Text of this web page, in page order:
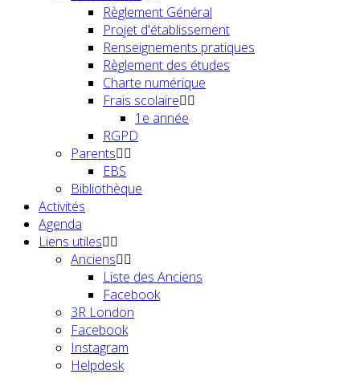
Règlement Général
Projet d'établissement
Renseignements pratiques
Règlement des études
Charte numérique
Frais scolaire
1e année
RGPD
Parents
EBS
Bibliothèque
Activités
Agenda
Liens utiles
Anciens
Liste des Anciens
Facebook
3R London
Facebook
Instagram
Helpdesk